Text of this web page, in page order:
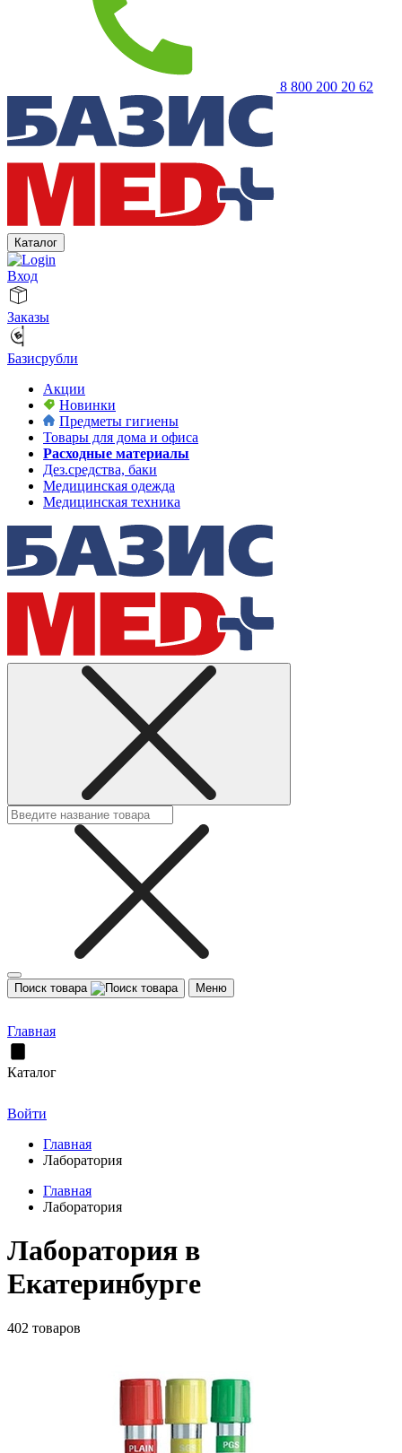
8 800 200 20 62
Каталог
Вход
Заказы
Базисрубли
Акции
Новинки
Предметы гигиены
Товары для дома и офиса
Расходные материалы
Дез.средства, баки
Медицинская одежда
Медицинская техника
Поиск товара Меню
Главная
Каталог
Войти
Главная
Лаборатория
Главная
Лаборатория
Лаборатория в
Екатеринбурге
402 товаров